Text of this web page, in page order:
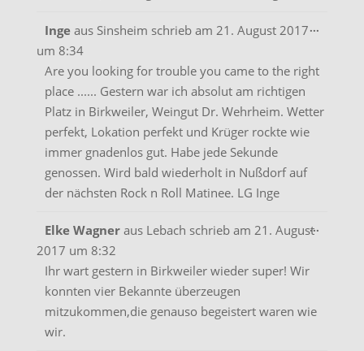
Inge aus Sinsheim schrieb am 21. August 2017
um 8:34
Are you looking for trouble you came to the right
place ...... Gestern war ich absolut am richtigen
Platz in Birkweiler, Weingut Dr. Wehrheim. Wetter
perfekt, Lokation perfekt und Krüger rockte wie
immer gnadenlos gut. Habe jede Sekunde
genossen. Wird bald wiederholt in Nußdorf auf
der nächsten Rock n Roll Matinee. LG Inge
...
Elke Wagner aus Lebach schrieb am 21. August
2017 um 8:32
Ihr wart gestern in Birkweiler wieder super! Wir
konnten vier Bekannte überzeugen
mitzukommen,die genauso begeistert waren wie
wir.
...